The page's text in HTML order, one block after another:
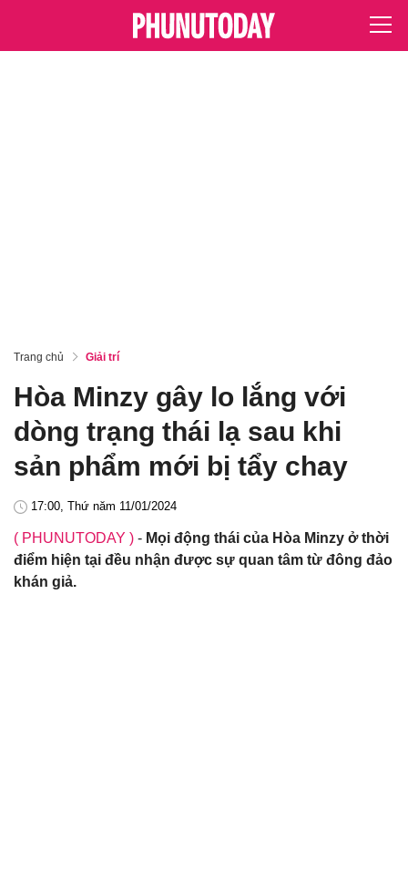
Trang chủ Giải trí
Hòa Minzy gây lo lắng với
dòng trạng thái lạ sau khi
sản phẩm mới bị tẩy chay
17:00, Thứ năm 11/01/2024
( PHUNUTODAY ) - Mọi động thái của Hòa Minzy ở thời
điểm hiện tại đều nhận được sự quan tâm từ đông đảo
khán giả.